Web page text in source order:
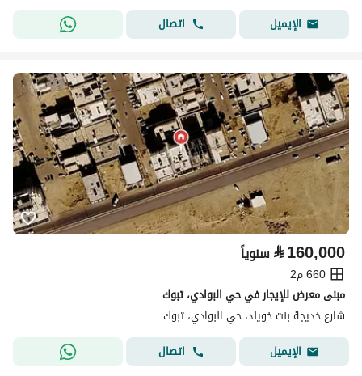
الإيميل
اتصال
⃁160,000 سنوياً
660 م2
مبنى معرض للإيجار في حي البوادي، تبوك
شارع خديجة بنت خويلد، حي البوادي، تبوك
الإيميل
اتصال